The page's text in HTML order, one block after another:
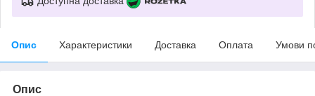
Опис Характеристики Доставка Оплата Умови
Опис